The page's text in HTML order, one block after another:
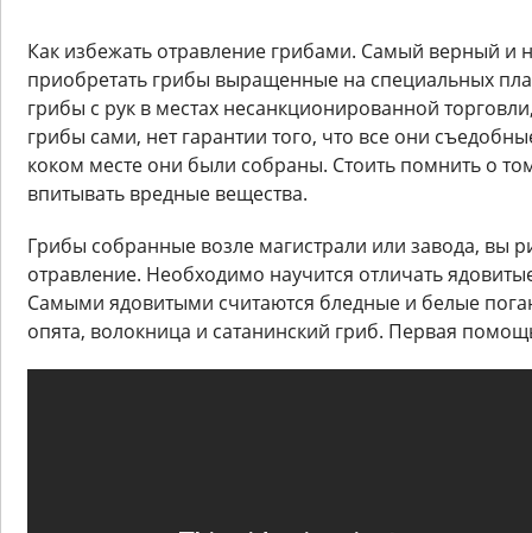
Как избежать отравление грибами. Самый верный и
приобретать грибы выращенные на специальных
грибы с рук в местах несанкционированной
грибы сами, нет гарантии того, что все они
коком месте они были собраны. Стоить помнить о
впитывать вредные вещества.
Грибы собранные возле магистрали или завода, вы
отравление. Необходимо научится отличать
Самыми ядовитыми считаются бледные и белые
опята, волокница и сатанинский гриб. Первая